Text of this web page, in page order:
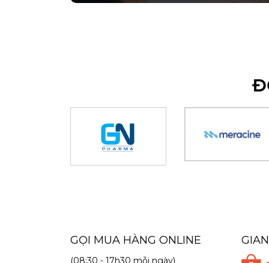
GỌI MUA HÀNG ONLINE
(08:30 - 17h30 mỗi ngày)